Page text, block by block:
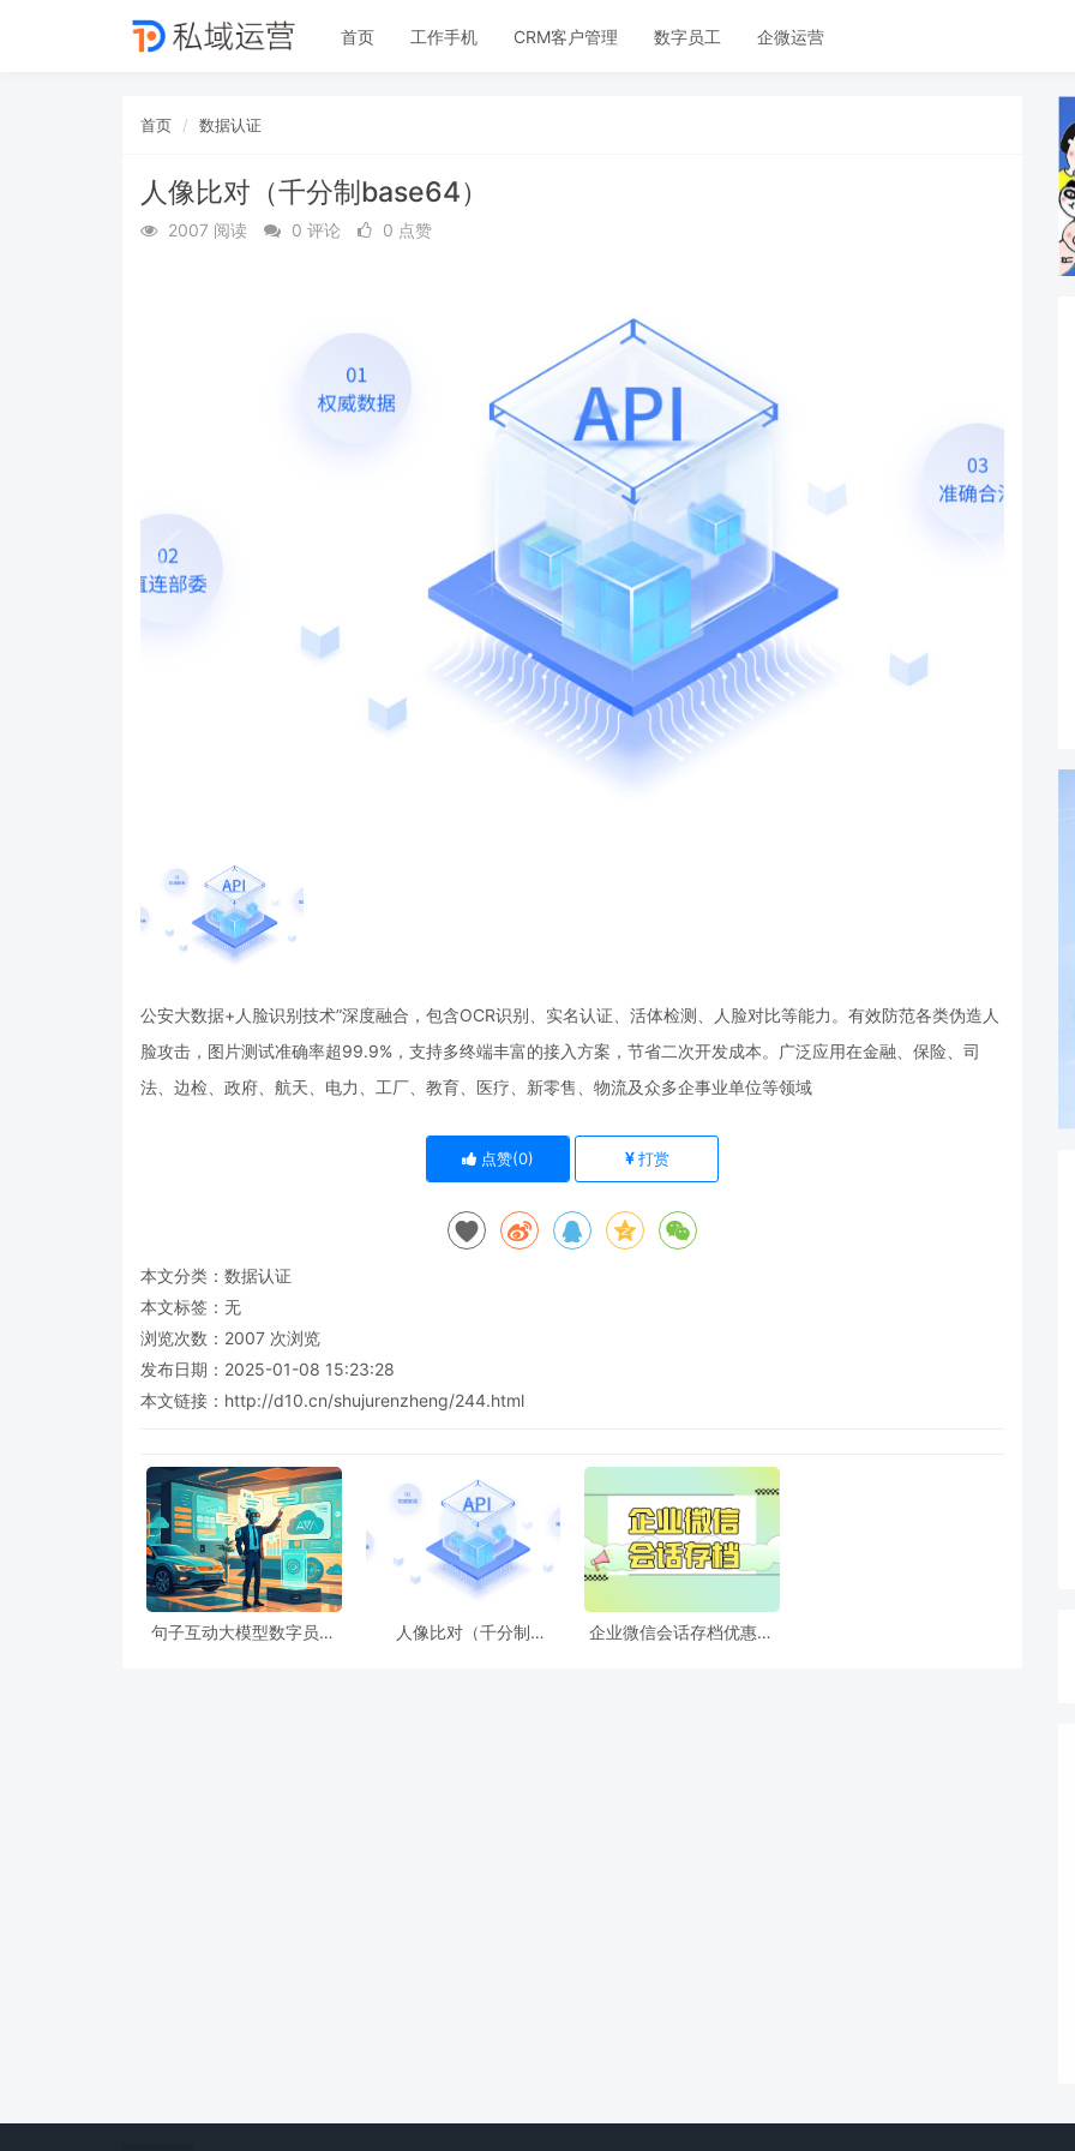
首页 工作手机 CRM客户管理 数字员工 企微运营
首页 数据认证
人像比对（千分制base64）
2007 阅读 0 评论 0 点赞
公安大数据+人脸识别技术”深度融合，包含OCR识别、实名认证、活体检测、人脸对比等能力。有效防范各类伪造人
脸攻击，图片测试准确率超99.9%，支持多终端丰富的接入方案，节省二次开发成本。广泛应用在金融、保险、司
法、边检、政府、航天、电力、工厂、教育、医疗、新零售、物流及众多企事业单位等领域
点赞(0) 打赏
本文分类： 数据认证
本文标签：无
浏览次数： 2007 次浏览
发布日期：2025-01-08 15:23:28
本文链接： http://d10.cn/shujurenzheng/244.html
句子互动大模型数字员工
人像比对（千分制
企业微信会话存档优惠办